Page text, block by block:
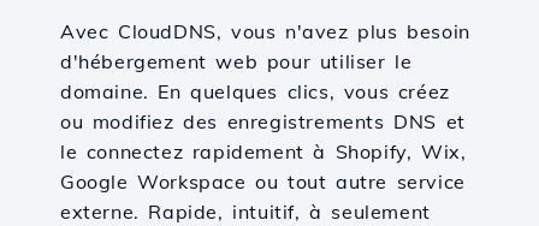
Avec CloudDNS, vous n'avez plus besoin
d'hébergement web pour utiliser le
domaine. En quelques clics, vous créez
ou modifiez des enregistrements DNS et
le connectez rapidement à Shopify, Wix,
Google Workspace ou tout autre service
externe. Rapide, intuitif, à seulement